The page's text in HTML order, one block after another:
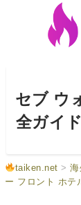
セブ ウ
全ガイ
taiken.net >海
ー フロント ホテ